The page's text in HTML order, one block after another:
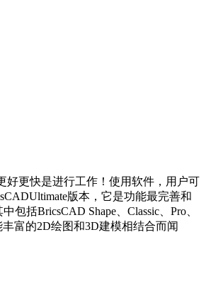
好更快是进行工作！使用软件，用户可
版本，它是功能最完善和
括BricsCAD Shape、Classic、Pro、
富的2D绘图和3D建模相结合而闻